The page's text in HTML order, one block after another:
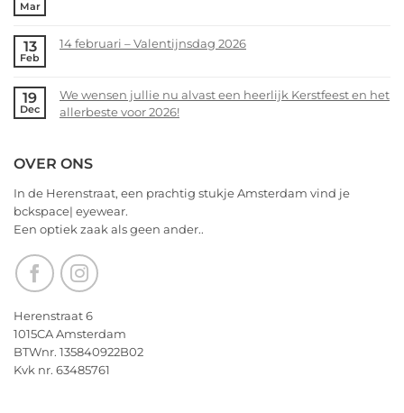
Kerstfeest
allerbeste
voor
jou!
Mar
on
bckspace
|
13
Feb
14 februari – Valentijnsdag 2026
on
14
Valentijnsdag
19
Dec
We wensen jullie nu alvast een heerlijk Kerstfeest en het
allerbeste voor 2026!
on
wensen
jullie
nu
alvast
een
heerlijk
en
het
allerbeste
voor
OVER ONS
In de Herenstraat, een prachtig stukje Amsterdam vind je
bckspace| eyewear.
Een optiek zaak als geen ander..
Herenstraat 6
1015CA Amsterdam
BTWnr. 135840922B02
Kvk nr. 63485761